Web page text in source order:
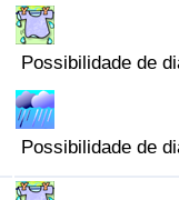
Possibilidade de
Possibilidade de